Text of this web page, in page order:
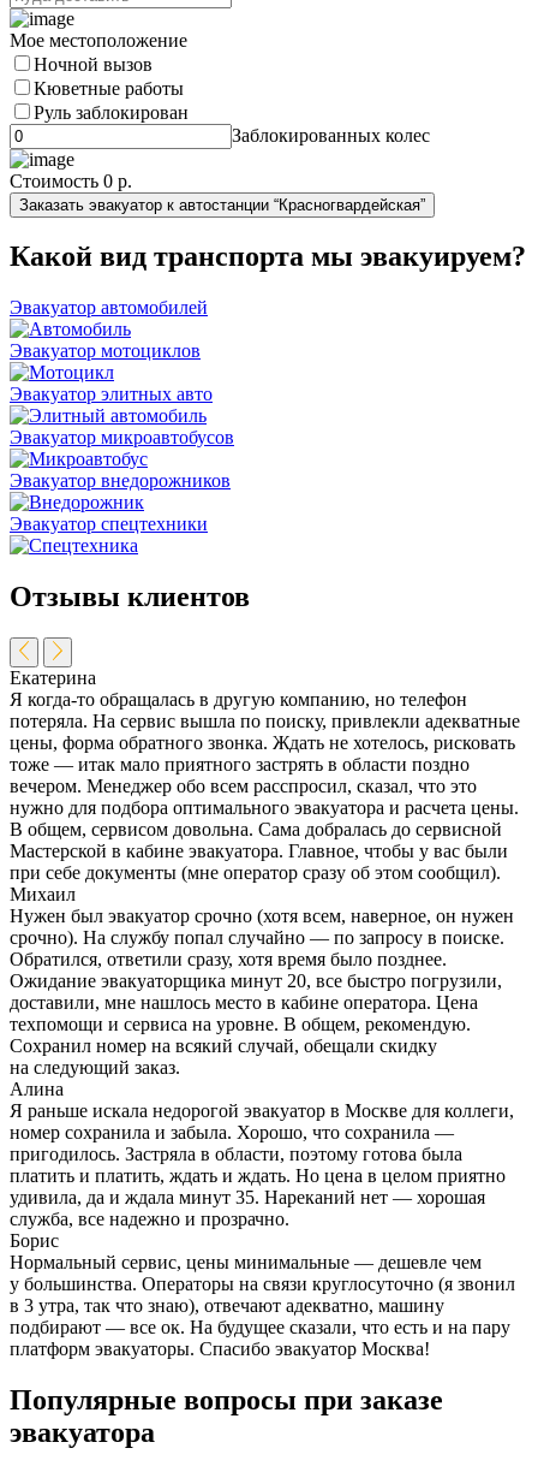
Мое местоположение
Ночной вызов
Кюветные работы
Руль заблокирован
Заблокированных колес
Стоимость 0 р.
Заказать эвакуатор к автостанции “Красногвардейская”
Какой вид транспорта мы эвакуируем?
Эвакуатор автомобилей
Эвакуатор мотоциклов
Эвакуатор элитных авто
Эвакуатор микроавтобусов
Эвакуатор внедорожников
Эвакуатор спецтехники
Отзывы клиентов
Екатерина
Я когда-то обращалась в другую компанию, но телефон
потеряла. На сервис вышла по поиску, привлекли адекватные
цены, форма обратного звонка. Ждать не хотелось, рисковать
тоже — итак мало приятного застрять в области поздно
вечером. Менеджер обо всем расспросил, сказал, что это
нужно для подбора оптимального эвакуатора и расчета цены.
В общем, сервисом довольна. Сама добралась до сервисной
Мастерской в кабине эвакуатора. Главное, чтобы у вас были
при себе документы (мне оператор сразу об этом сообщил).
Михаил
Нужен был эвакуатор срочно (хотя всем, наверное, он нужен
срочно). На службу попал случайно — по запросу в поиске.
Обратился, ответили сразу, хотя время было позднее.
Ожидание эвакуаторщика минут 20, все быстро погрузили,
доставили, мне нашлось место в кабине оператора. Цена
техпомощи и сервиса на уровне. В общем, рекомендую.
Сохранил номер на всякий случай, обещали скидку
на следующий заказ.
Алина
Я раньше искала недорогой эвакуатор в Москве для коллеги,
номер сохранила и забыла. Хорошо, что сохранила —
пригодилось. Застряла в области, поэтому готова была
платить и платить, ждать и ждать. Но цена в целом приятно
удивила, да и ждала минут 35. Нареканий нет — хорошая
служба, все надежно и прозрачно.
Борис
Нормальный сервис, цены минимальные — дешевле чем
у большинства. Операторы на связи круглосуточно (я звонил
в 3 утра, так что знаю), отвечают адекватно, машину
подбирают — все ок. На будущее сказали, что есть и на пару
платформ эвакуаторы. Спасибо эвакуатор Москва!
Популярные вопросы при заказе
эвакуатора